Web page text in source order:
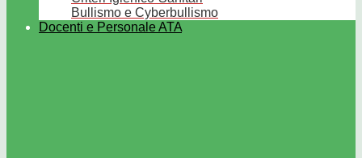
Bullismo e Cyberbullismo
Docenti e Personale ATA